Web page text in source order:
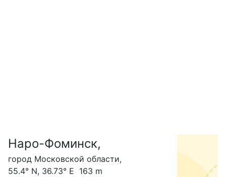
Наро-Фоминск,
город Московской области,
55.4° N, 36.73° E 163 m